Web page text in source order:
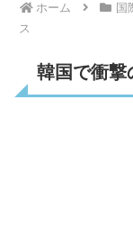
ホーム 国
ス
韓国で衝撃